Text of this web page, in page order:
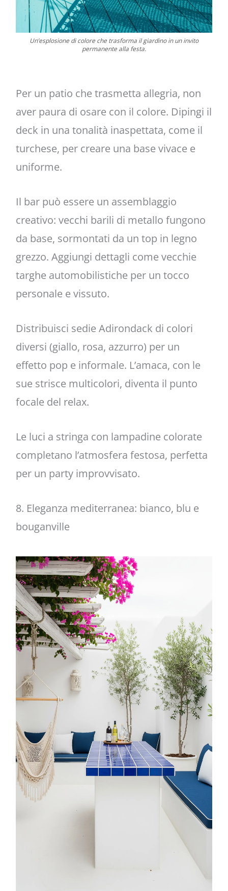
Un’esplosione di colore che trasforma il giardino in un invito
permanente alla festa.
Per un patio che trasmetta allegria, non
aver paura di osare con il colore. Dipingi il
deck in una tonalità inaspettata, come il
turchese, per creare una base vivace e
uniforme.
Il bar può essere un assemblaggio
creativo: vecchi barili di metallo fungono
da base, sormontati da un top in legno
grezzo. Aggiungi dettagli come vecchie
targhe automobilistiche per un tocco
personale e vissuto.
Distribuisci sedie Adirondack di colori
diversi (giallo, rosa, azzurro) per un
effetto pop e informale. L’amaca, con le
sue strisce multicolori, diventa il punto
focale del relax.
Le luci a stringa con lampadine colorate
completano l’atmosfera festosa, perfetta
per un party improvvisato.
8. Eleganza mediterranea: bianco, blu e
bouganville